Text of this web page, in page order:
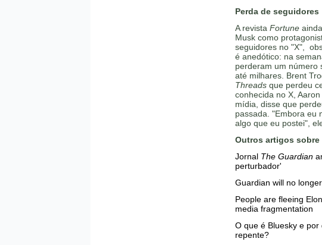
Perda de seguidores
A revista Fortune
Musk como
seguidores no "X",
é anedótico: na
perderam um número
até milhares. Brent
Threads que perdeu
conhecida no X,
mídia, disse que
passada. "Embora eu
algo que eu postei",
Outros artigos sobre
Jornal The Guardian
perturbador'
Guardian will no
People are fleeing
media fragmentation
O que é Bluesky e
repente?